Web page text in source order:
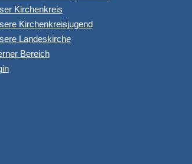
Kirchenkreis
Kirchenkreisjugend
Landeskirche
Bereich